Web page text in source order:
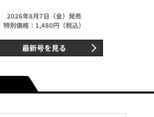
2026年8月7日（金）発売
特別価格：1,480円（税込）
最新号を見る